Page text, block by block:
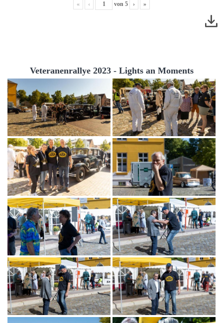
« ‹ von 5 › »
Veteranenrallye 2023 - Lights an Moments